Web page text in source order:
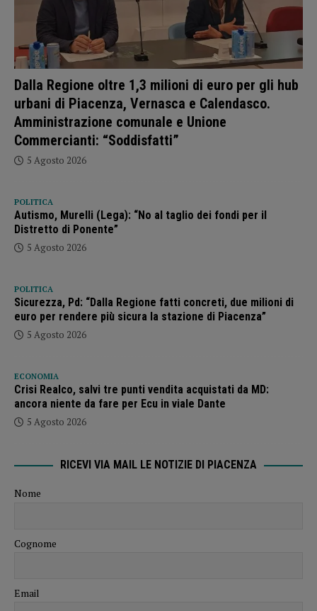
Dalla Regione oltre 1,3 milioni di euro per gli hub
urbani di Piacenza, Vernasca e Calendasco.
Amministrazione comunale e Unione
Commercianti: “Soddisfatti”
5 Agosto 2026
POLITICA
Autismo, Murelli (Lega): “No al taglio dei fondi per il
Distretto di Ponente”
5 Agosto 2026
POLITICA
Sicurezza, Pd: “Dalla Regione fatti concreti, due milioni di
euro per rendere più sicura la stazione di Piacenza”
5 Agosto 2026
ECONOMIA
Crisi Realco, salvi tre punti vendita acquistati da MD:
ancora niente da fare per Ecu in viale Dante
5 Agosto 2026
RICEVI VIA MAIL LE NOTIZIE DI PIACENZA
Nome
Cognome
Email